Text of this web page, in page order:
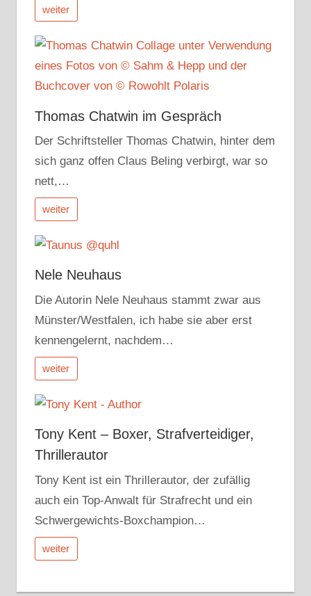
weiter
Thomas Chatwin im Gespräch
Der Schriftsteller Thomas Chatwin, hinter dem
sich ganz offen Claus Beling verbirgt, war so
nett,…
weiter
Nele Neuhaus
Die Autorin Nele Neuhaus stammt zwar aus
Münster/Westfalen, ich habe sie aber erst
kennengelernt, nachdem…
weiter
Tony Kent – Boxer, Strafverteidiger,
Thrillerautor
Tony Kent ist ein Thrillerautor, der zufällig
auch ein Top-Anwalt für Strafrecht und ein
Schwergewichts-Boxchampion…
weiter